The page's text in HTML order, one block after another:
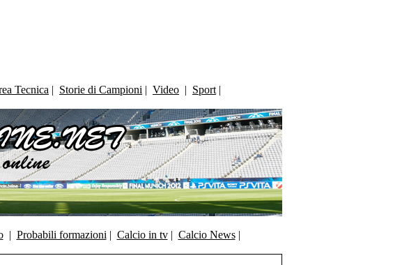
Tecnica | Storie di Campioni | Video | Sport |
| Probabili formazioni | Calcio in tv| Calcio News|